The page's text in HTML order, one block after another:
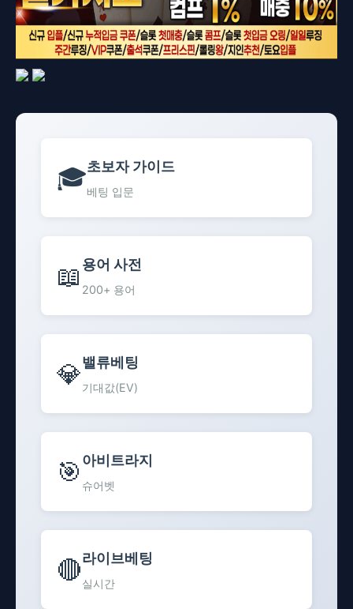
🎓초보자 가이드
베팅 입문
📖 용어 사전
200+ 용어
💎밸류베팅
기대값(EV)
🎯 아비트라지
슈어벳
🔴라이브베팅
실시간